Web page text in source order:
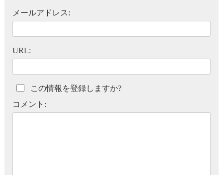
メールアドレス:
URL:
この情報を登録しますか?
コメント: